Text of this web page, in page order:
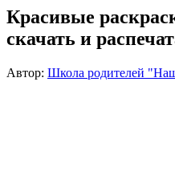
Красивые
скачать и
Автор: Школа родителей